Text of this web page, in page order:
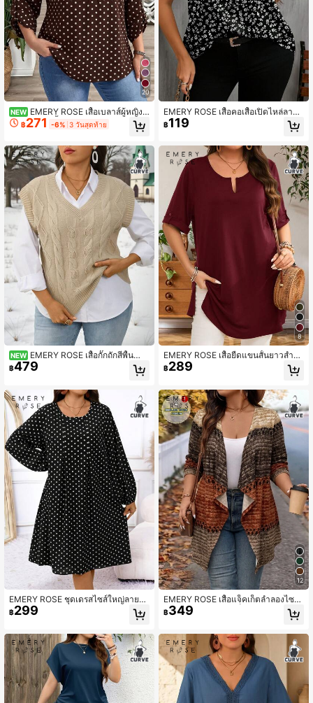
20
NEW EMERY ROSE เสื้อเบลาส์ผู้หญิงไ
ซส์ใหญ่ สีอูฐพื้น คอเว้า แขนยาวพับได้
กระดุมทรงหลวม สไตล์ลำลองสำหรับใส่
ใบไม้ร่วง 2026
฿271 -6% 3 วันสุดท้าย
NEW EMERY ROSE เสื้อกั๊กถักสีพื้นลำล
องอเนกประสงค์ไซส์ใหญ่สำหรับฤดูหนา
ว
฿479
EMERY ROSE ชุดเดรสไซส์ใหญ่ลายจุ
ด แขนโคมไฟ สีดำ & ขาว สไตล์วินเทจ
เหมาะสำหรับใส่ไปทำงาน & ชุดเที่ยวช่
฿299
EMERY ROSE เสื้อคอเสื้อเปิดไหล่ลายด
อกไม้สบายๆสำหรับผู้หญิงไซส์พลัส
฿119
8
EMERY ROSE เสื้อยืดแขนสั้นยาวสำหรั
บผู้หญิงไซส์ใหญ่ สีเขียวทหาร สำหรับฤ
ดูใบไม้ผลิช่วงต้น
฿289
12
EMERY ROSE เสื้อแจ็คเก็ตลำลองไซส์ใ
หญ่สไตล์เรโทรลายบล็อกสีต่อผ้า
฿349